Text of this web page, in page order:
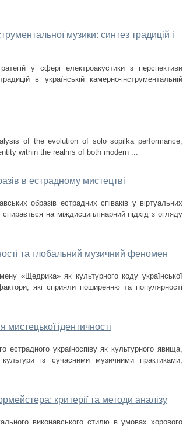
музики: синтез традицій і
у сфері електроакустики з перспективи
в українській камерно-інструментальній
of the evolution of solo sopilka performance,
within the realms of both modern ...
в естрадному мистецтві
образів естрадних співаків у віртуальних
на міждисциплінарний підхід з огляду
та глобальний музичний феномен
«Щедрика» як культурного коду української
які сприяли поширенню та популярності
ідентичності
україноспіву як культурного явища,
із сучасними музичними практиками,
критерії та методи аналізу
виконавського стилю в умовах хорового